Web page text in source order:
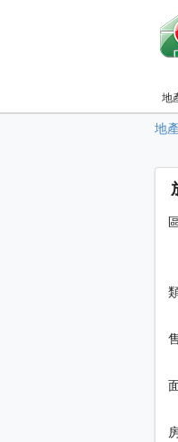
地
地